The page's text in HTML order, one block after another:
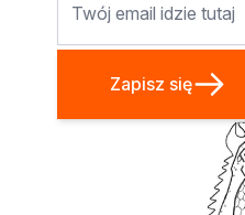
Zapisz się